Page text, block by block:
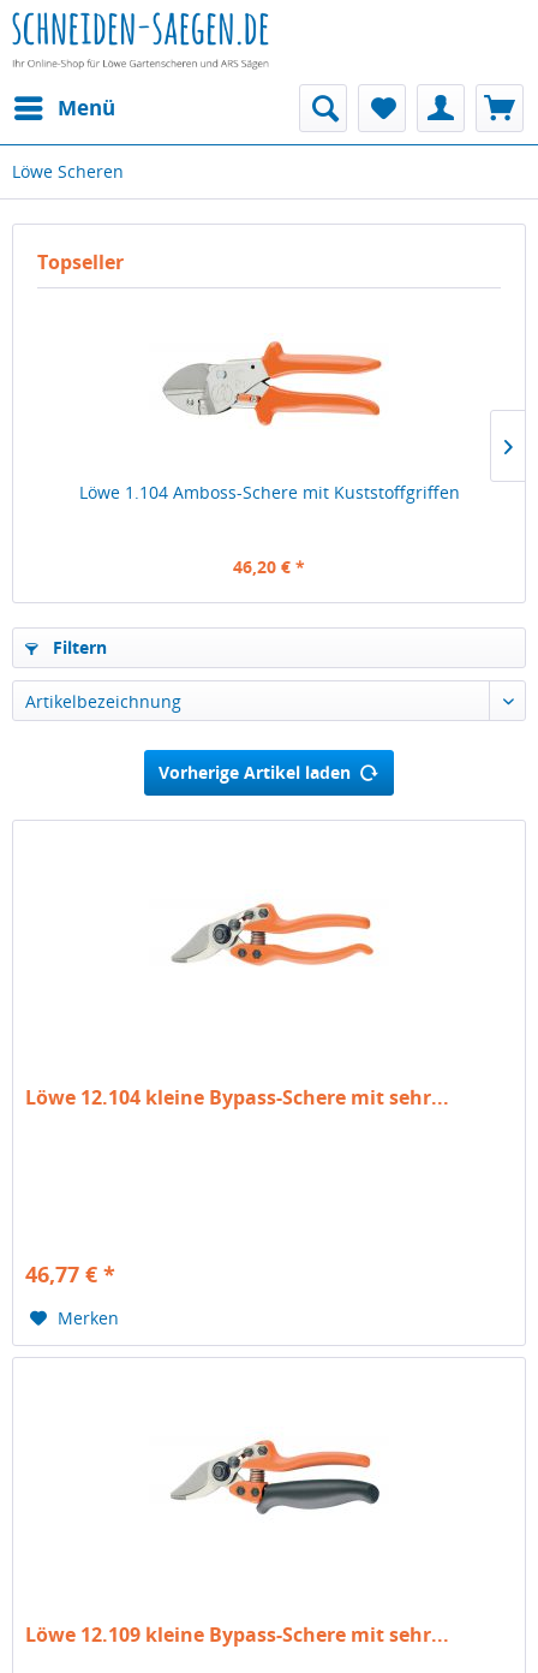
Menü
Löwe Scheren
Topseller
Löwe 1.104 Amboss-Schere mit Kuststoffgriffen
46,20 € *
Filtern
Vorherige Artikel laden
Löwe 12.104 kleine Bypass-Schere mit sehr...
46,77 € *
Merken
Löwe 12.109 kleine Bypass-Schere mit sehr...